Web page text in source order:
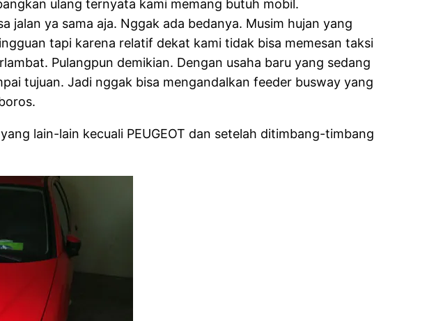
ulang ternyata kami memang butuh mobil.
ya sama aja. Nggak ada bedanya. Musim hujan yang
tapi karena relatif dekat kami tidak bisa memesan taksi
Pulangpun demikian. Dengan usaha baru yang sedang
tujuan. Jadi nggak bisa mengandalkan feeder busway yang
lain-lain kecuali PEUGEOT dan setelah ditimbang-timbang